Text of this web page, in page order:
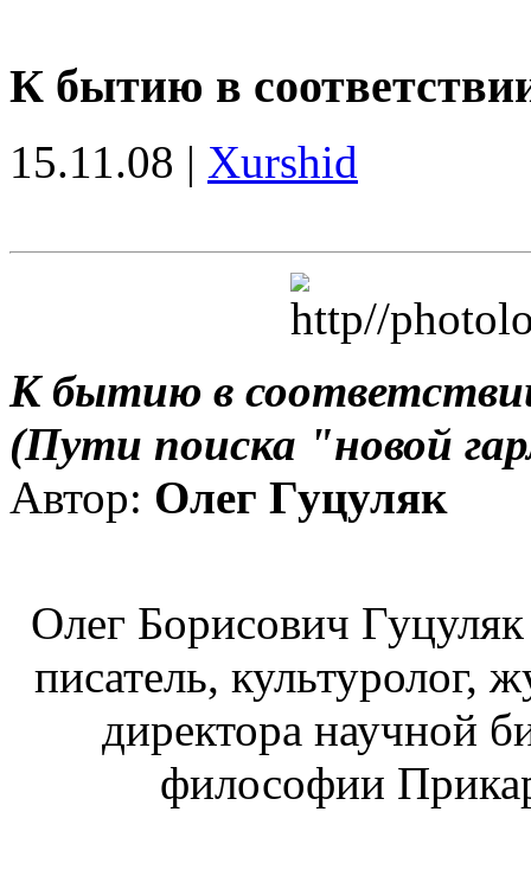
К бытию в
15.11.08 | Xurshid
К бытию в
(Пути поиска "новой
Автор: Олег Гуцуляк
Олег Борисович
писатель, культуролог,
директора научной
философии